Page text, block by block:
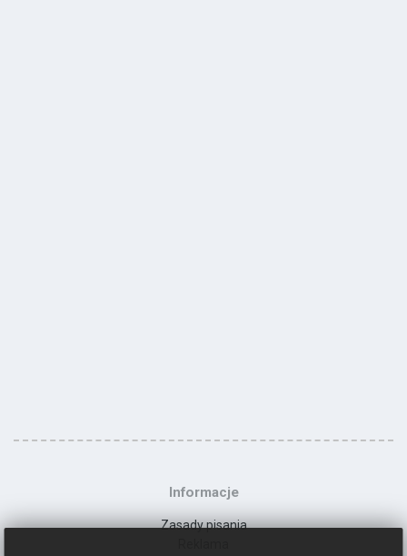
Informacje
Zasady pisania